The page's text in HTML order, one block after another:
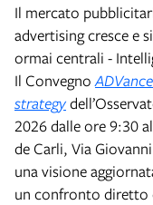
Il mercato
advertising cresce e
ormai centrali -
Il Convegno
strategy
2026 dalle ore 9:30
de Carli, Via
una visione
un confronto diretto